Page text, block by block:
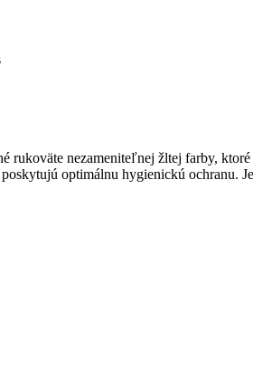
rukoväte nezameniteľnej žltej farby,
optimálnu hygienickú ochranu.